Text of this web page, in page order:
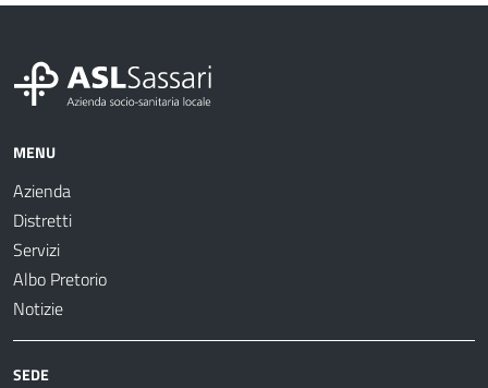
MENU
Azienda
Distretti
Servizi
Albo Pretorio
Notizie
SEDE